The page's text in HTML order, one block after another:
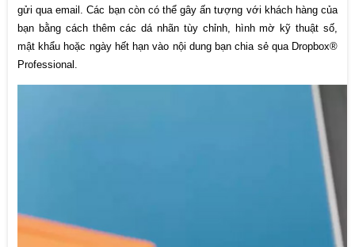
gửi qua email. Các bạn còn có thể gây ấn tượng với khách hàng của
bạn bằng cách thêm các dá nhãn tùy chỉnh, hình mờ kỹ thuật số,
mật khẩu hoặc ngày hết hạn vào nội dung bạn chia sẻ qua Dropbox®
Professional.